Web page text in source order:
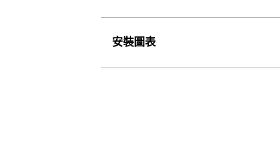
安裝圖表